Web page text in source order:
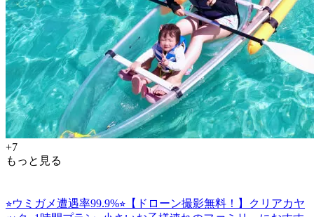
+7
もっと見る
⭐︎ウミガメ遭遇率99.9%⭐︎【ドローン撮影無料！】クリアカヤ